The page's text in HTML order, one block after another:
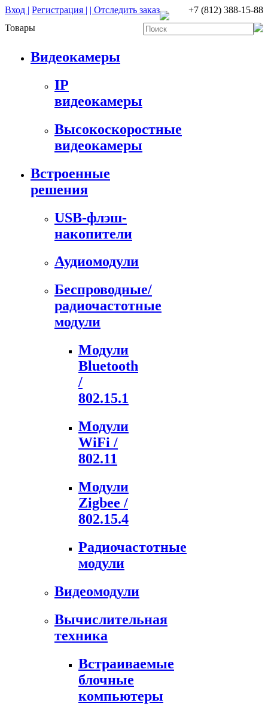
Вход | Регистрация | | Отследить заказ
+7 (812) 388-15-88
Товары
Видеокамеры
IP
видеокамеры
Высокоскоростные
видеокамеры
Встроенные
решения
USB-флэш-
накопители
Аудиомодули
Беспроводные/
радиочастотные
модули
Модули
Bluetooth
/
802.15.1
Модули
WiFi /
802.11
Модули
Zigbee /
802.15.4
Радиочастотные
модули
Видеомодули
Вычислительная
техника
Встраиваемые
блочные
компьютеры